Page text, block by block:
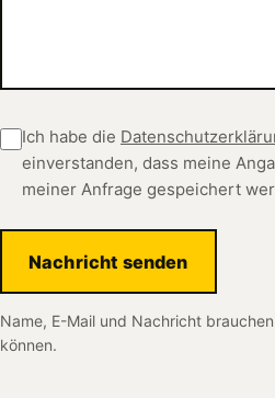
Ich habe die
einverstanden, dass meine
meiner Anfrage gespeichert
Nachricht senden
Name, E-Mail und Nachricht
können.